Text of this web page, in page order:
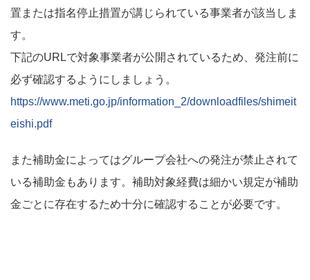
置または指名停止措置が講じられている事業者が該当しま
す。
下記のURLで対象事業者が公開されているため、発注前に
必ず確認するようにしましょう。
https://www.meti.go.jp/information_2/downloadfiles/shimeit
eishi.pdf
また補助金によってはグループ会社への発注が禁止されて
いる補助金もあります。補助対象経費は細かい規定が補助
金ごとに存在するため十分に確認することが必要です。